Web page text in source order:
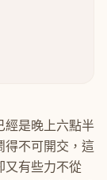
經是晚上六點半
得不可開交，這
又有些力不從